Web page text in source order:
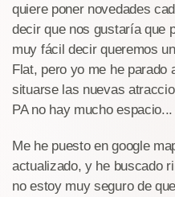
quiere poner novedades
decir que nos gustaría que
muy fácil decir queremos
Flat, pero yo me he parado
situarse las nuevas
PA no hay mucho espacio...
Me he puesto en google
actualizado, y he buscado
no estoy muy seguro de